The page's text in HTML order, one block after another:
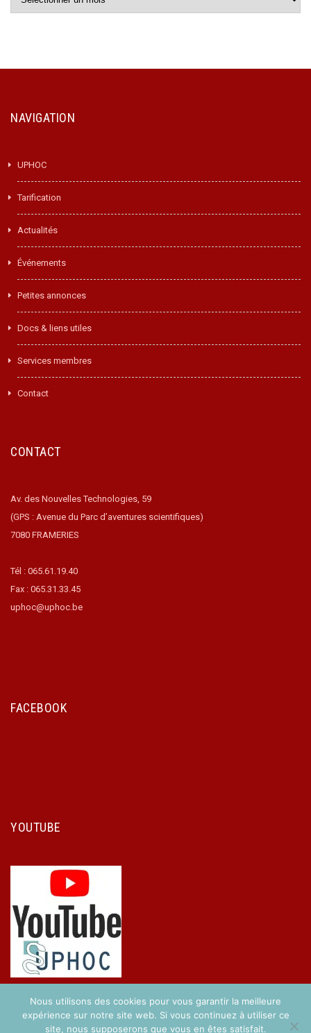
NAVIGATION
UPHOC
Tarification
Actualités
Événements
Petites annonces
Docs & liens utiles
Services membres
Contact
CONTACT
Av. des Nouvelles Technologies, 59
(GPS : Avenue du Parc d’aventures scientifiques)
7080 FRAMERIES
Tél : 065.61.19.40
Fax : 065.31.33.45
uphoc@uphoc.be
FACEBOOK
YOUTUBE
Nous utilisons des cookies pour vous garantir la meilleure
expérience sur notre site web. Si vous continuez à utiliser ce
site, nous supposerons que vous en êtes satisfait.